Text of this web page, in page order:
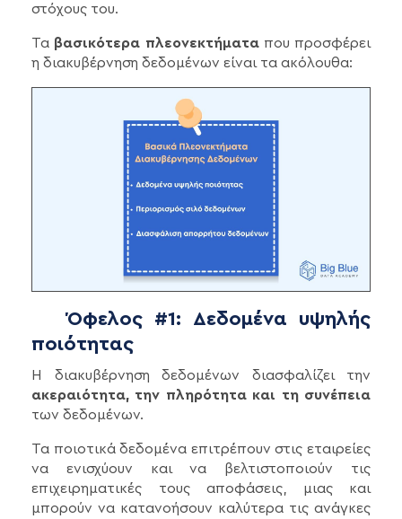
στόχους του.
Τα βασικότερα πλεονεκτήματαπου προσφέρει
η διακυβέρνηση δεδομένων είναι τα ακόλουθα:
Όφελος #1: Δεδομένα υψηλής
ποιότητας
Η διακυβέρνηση δεδομένων διασφαλίζει την
ακεραιότητα, την πληρότητα και τη συνέπεια
των δεδομένων.
Τα ποιοτικά δεδομένα επιτρέπουν στις εταιρείες
να ενισχύουν και να βελτιστοποιούν τις
επιχειρηματικές τους αποφάσεις, μιας και
μπορούν να κατανοήσουν καλύτερα τις ανάγκες